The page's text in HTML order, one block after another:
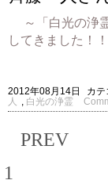
～「白光の浄
してきました！
2012年08月14日 カテ
人
白光の浄霊
PREV
1